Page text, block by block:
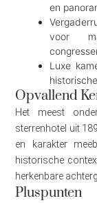
en
voor
Luxe
Opvallend
Het meest
sterrenhotel uit
en karakter
historische
herkenbare
Pluspunten